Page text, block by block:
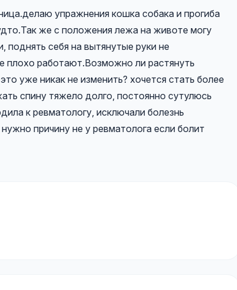
упражнения кошка собака и прогиба
же с положения лежа на животе могу
поднять себя на вытянутые руки не
плохо работают.Возможно ли растянуть
уже никак не изменить? хочется стать более
спину тяжело долго, постоянно сутулюсь
к ревматологу, исключали болезнь
причину не у ревматолога если болит